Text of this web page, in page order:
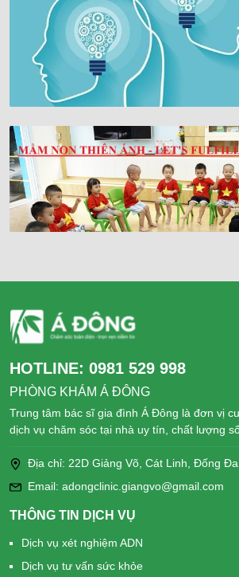
HOTLINE: 0981 529 998
PHÒNG KHÁM Á ĐÔNG
Trung tâm bác sĩ gia đình Á Đông là đơn vị
dịch vụ chăm sóc tại nhà uy tín, chất lượng
Địa chỉ: 22D Giảng Võ, Cát Linh, Đống
Email: adongclinic.giangvo@gmail.com
THÔNG TIN DỊCH VỤ
Dịch vụ xét nghiệm ADN
Dịch vụ tư vấn sức khỏe